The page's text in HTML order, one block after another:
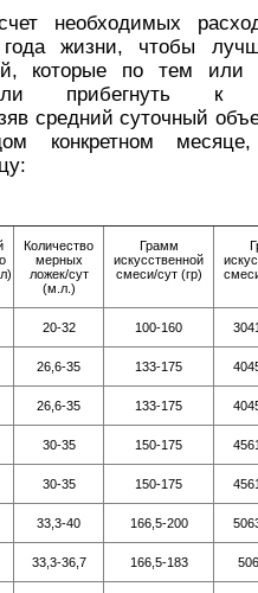
необходимых
жизни, чтобы
которые по тем
прибегнуть к
средний суточный
конкретном
Количество
мерных
ложек/сут
(м.л.)
Грамм
искусственной
смеси/сут (гр)
20-32 100-160
26,6-35 133-175
26,6-35 133-175
30-35 150-175
30-35 150-175
33,3-40 166,5-200
33,3-36,7 166,5-183